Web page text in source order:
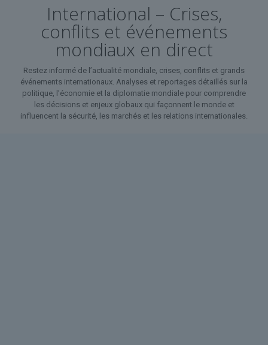
International – Crises,
conflits et événements
mondiaux en direct
Restez informé de l’actualité mondiale, crises, conflits et grands
événements internationaux. Analyses et reportages détaillés sur la
politique, l’économie et la diplomatie mondiale pour comprendre
les décisions et enjeux globaux qui façonnent le monde et
influencent la sécurité, les marchés et les relations internationales.